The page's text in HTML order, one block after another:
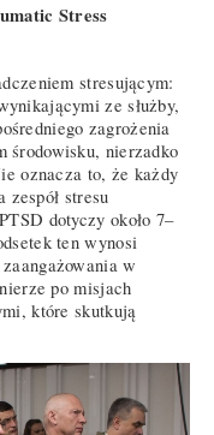
Stress
stresującym:
ze służby,
zagrożenia
środowisku, nierzadko
oznacza to, że każdy
stresu
dotyczy około 7–
ten wynosi
w
po misjach
które skutkują